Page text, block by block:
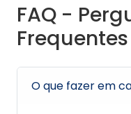
FAQ -
Frequentes
O que fazer em